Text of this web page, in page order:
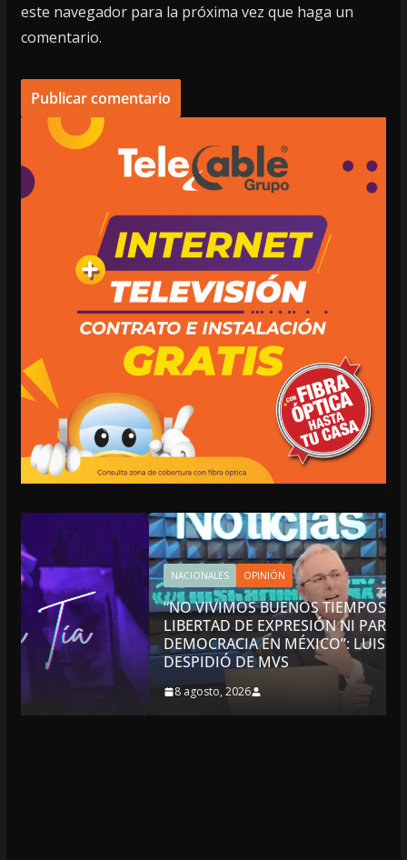
este navegador para la próxima vez que haga un
comentario.
NACIONALES OPINIÓN
“NO VIVIMOS BUENOS TIEMPOS PARA LA
LIBERTAD DE EXPRESIÓN NI PARA LA
DEMOCRACIA EN MÉXICO”: LUIS CÁRDENAS; SE
DESPIDIÓ DE MVS
8 agosto, 2026